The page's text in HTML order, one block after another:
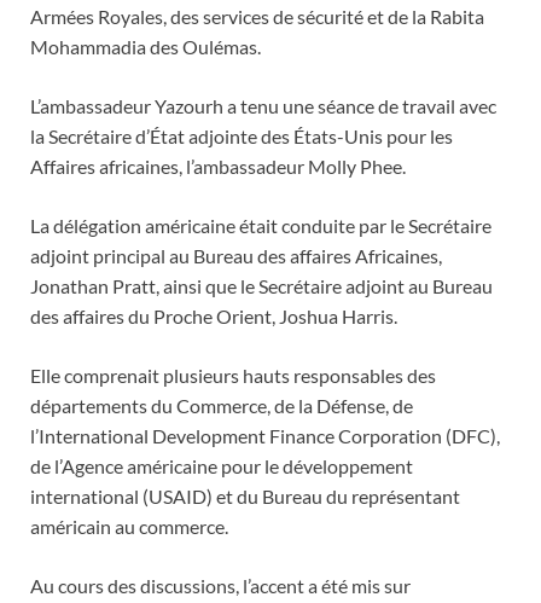
Armées Royales, des services de sécurité et de la Rabita
Mohammadia des Oulémas.
L’ambassadeur Yazourh a tenu une séance de travail avec
la Secrétaire d’État adjointe des États-Unis pour les
Affaires africaines, l’ambassadeur Molly Phee.
La délégation américaine était conduite par le Secrétaire
adjoint principal au Bureau des affaires Africaines,
Jonathan Pratt, ainsi que le Secrétaire adjoint au Bureau
des affaires du Proche Orient, Joshua Harris.
Elle comprenait plusieurs hauts responsables des
départements du Commerce, de la Défense, de
l’International Development Finance Corporation (DFC),
de l’Agence américaine pour le développement
international (USAID) et du Bureau du représentant
américain au commerce.
Au cours des discussions, l’accent a été mis sur